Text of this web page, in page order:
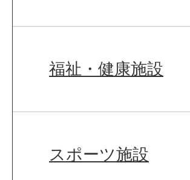
福祉・健康施設
スポーツ施設